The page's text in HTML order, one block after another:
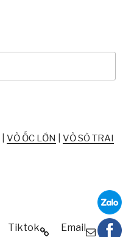
VỎ ỐC LỚN
VỎ SÒ TRAI
Tiktok Email